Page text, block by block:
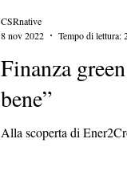
Finanza
bene”
Alla scoperta di
CSRnative
8 nov 2022
Tempo di lettura: